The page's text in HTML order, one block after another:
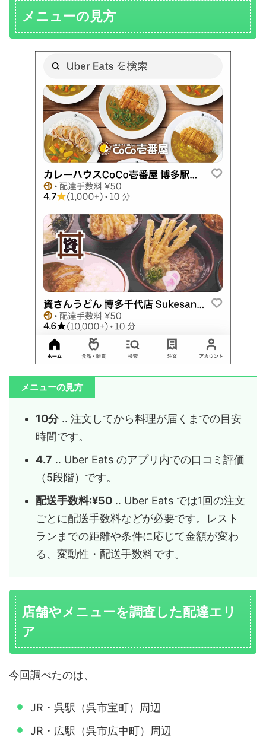
メニューの見方
メニューの見方
10分‥ 注文してから料理が届くまでの目安
時間です。
4.7 ‥ Uber Eats のアプリ内での口コミ評価
（5段階）です。
配送手数料:¥50 ‥ Uber Eats では1回の注文
ごとに配送手数料などが必要です。レスト
ランまでの距離や条件に応じて金額が変わ
る、変動性・配送手数料です。
店舗やメニューを調査した配達エリ
ア
今回調べたのは、
JR・呉駅（呉市宝町）周辺
JR・広駅（呉市広中町）周辺